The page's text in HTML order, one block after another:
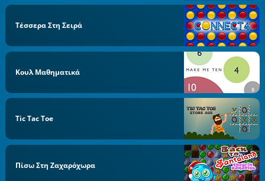
Τέσσερα Στη Σειρά
Κουλ Μαθηματικά
Tic Tac Toe
Πίσω Στη Ζαχαρόχωρα